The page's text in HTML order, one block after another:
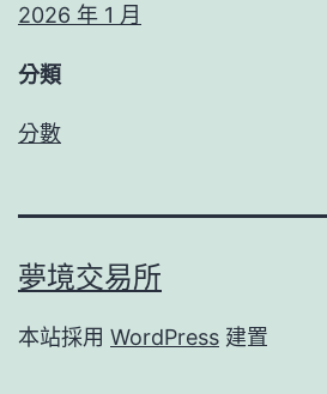
2026 年 1 月
分類
分數
夢境交易所
本站採用 WordPress 建置